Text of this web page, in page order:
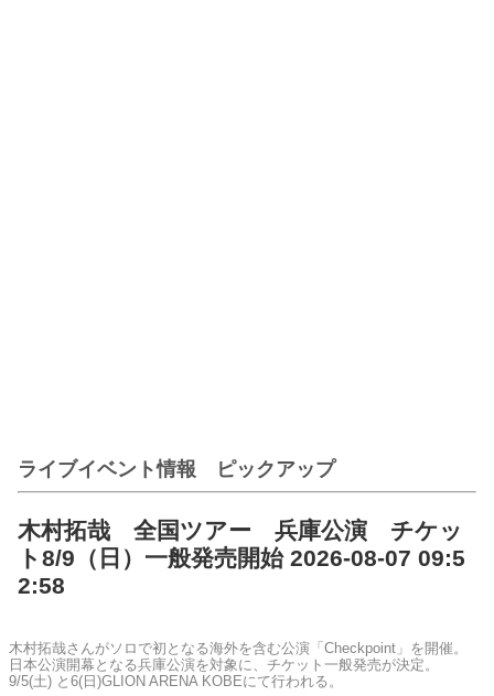
ライブイベント情報 ピックアップ
木村拓哉 全国ツアー 兵庫公演 チケッ
ト8/9（日）一般発売開始 2026-08-07 09:5
2:58
木村拓哉さんがソロで初となる海外を含む公演「Checkpoint」を開催。
日本公演開幕となる兵庫公演を対象に、チケット一般発売が決定。
9/5(土) と6(日)GLION ARENA KOBEにて行われる。